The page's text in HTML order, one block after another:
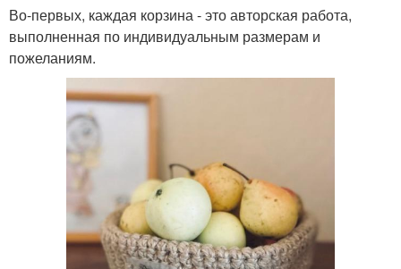
Во-первых, каждая корзина - это авторская работа,
выполненная по индивидуальным размерам и
пожеланиям.